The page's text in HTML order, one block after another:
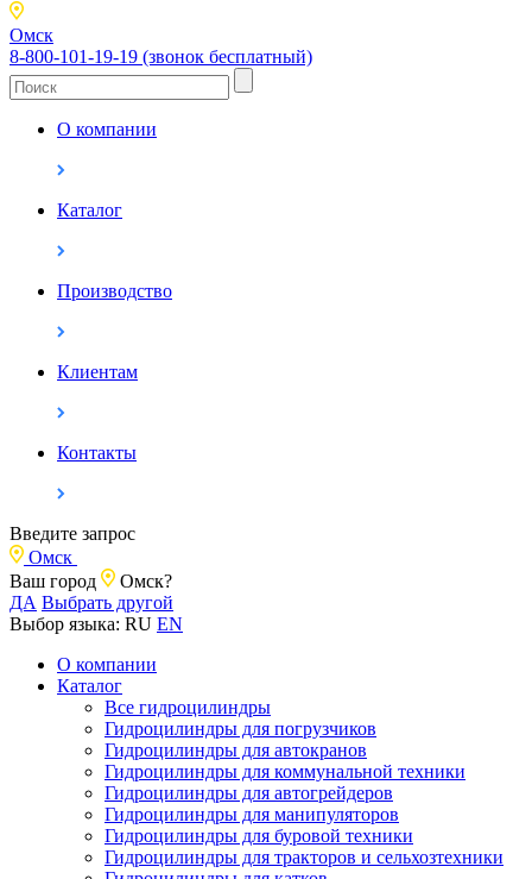
Омск
8-800-101-19-19 (звонок бесплатный)
О компании
Каталог
Производство
Клиентам
Контакты
Введите запрос
Омск
Ваш город
Омск?
ДА Выбрать другой
Выбор языка: RU EN
О компании
Каталог
Все гидроцилиндры
Гидроцилиндры для погрузчиков
Гидроцилиндры для автокранов
Гидроцилиндры для коммунальной техники
Гидроцилиндры для автогрейдеров
Гидроцилиндры для манипуляторов
Гидроцилиндры для буровой техники
Гидроцилиндры для тракторов и сельхозтехники